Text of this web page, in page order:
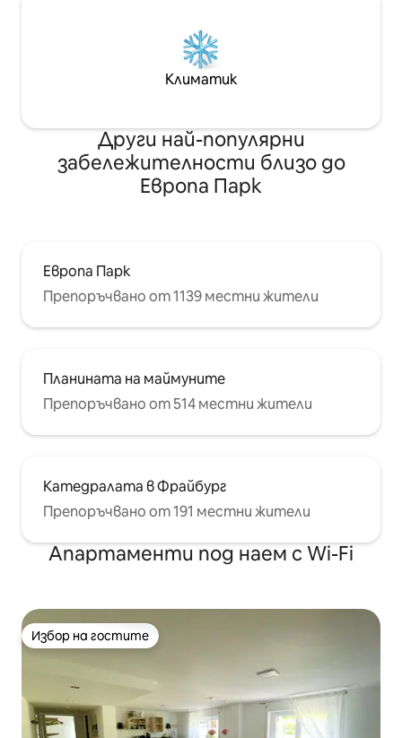
Климатик
Други най-популярни
забележителности близо до
Европа Парк
Европа Парк
Препоръчвано от 1139 местни жители
Планината на маймуните
Препоръчвано от 514 местни жители
Катедралата в Фрайбург
Препоръчвано от 191 местни жители
Апартаменти под наем с Wi-Fi
Избор на гостите
Избор на гостите